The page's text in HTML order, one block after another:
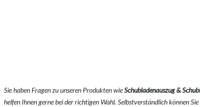
Sie haben Fragen zu unseren Produkten wieSchubladenauszug &
helfen Ihnen gerne bei der richtigen Wahl. Selbstverständlich können